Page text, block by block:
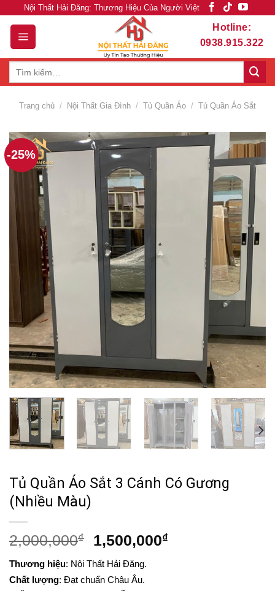
content
Nội Thất Hải Đăng: Thương Hiệu Của Người Việt
Hotline:
0938.915.322
Trang chủ / Nội Thất Gia Đình / Tủ Quần Áo / Tủ Quần Áo Sắt
-25%
Tủ Quần Áo Sắt 3 Cánh Có Gương
(Nhiều Màu)
2,000,000₫
Giá
là:
2,000,000₫.
1,500,000₫Giá
Thương hiệu: Nội Thất Hải Đăng.
Chất lượng: Đạt chuẩn Châu Âu.